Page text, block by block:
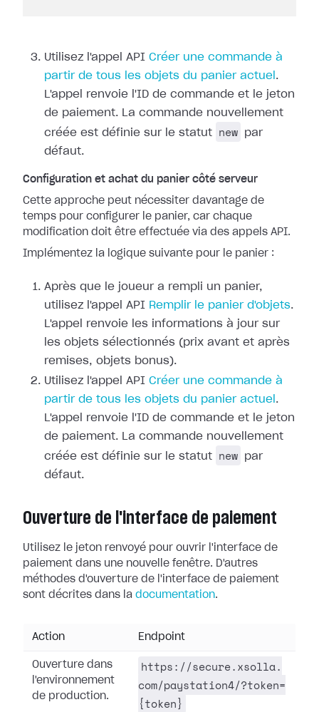
Utilisez l'appel API Créer une commande à
partir de tous les objets du panier actuel .
L'appel renvoie l'ID de commande et le jeton
de paiement. La commande nouvellement
créée est définie sur le statut
new
par
défaut.
Configuration et achat du panier côté serveur
Cette approche peut nécessiter davantage de
temps pour configurer le panier, car chaque
modification doit être effectuée via des appels API.
Implémentez la logique suivante pour le panier :
Après que le joueur a rempli un panier,
utilisez l'appel API Remplir le panier d'objets.
L'appel renvoie les informations à jour sur
les objets sélectionnés (prix avant et après
remises, objets bonus).
Utilisez l'appel API Créer une commande à
partir de tous les objets du panier actuel .
L'appel renvoie l'ID de commande et le jeton
de paiement. La commande nouvellement
créée est définie sur le statut
new
par
défaut.
Ouverture de l'interface de paiement
Utilisez le jeton renvoyé pour ouvrir l'interface de
paiement dans une nouvelle fenêtre. D'autres
méthodes d'ouverture de l'interface de paiement
sont décrites dans la documentation.
Action Endpoint
Ouverture dans
l'environnement
de production.
https://secure.xsolla.
com/paystation4/?token=
{token}